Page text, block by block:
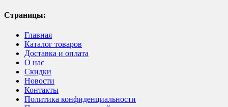
Страницы:
Главная
Каталог товаров
Доставка и оплата
О нас
Скидки
Новости
Контакты
Политика конфиденциальности